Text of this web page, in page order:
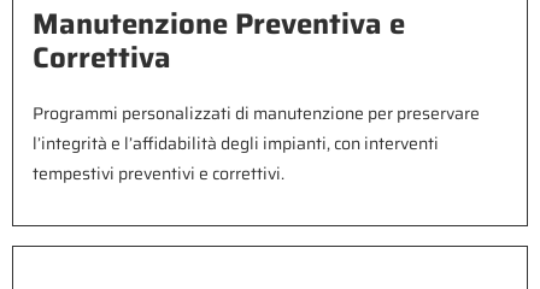
Manutenzione Preventiva e
Correttiva
Programmi personalizzati di manutenzione per preservare
l’integrità e l’affidabilità degli impianti, con interventi
tempestivi preventivi e correttivi.